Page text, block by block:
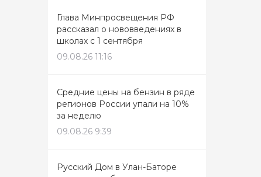
Глава Минпросвещения РФ
рассказал о нововведениях в
школах с 1 сентября
09.08.26 11:16
Средние цены на бензин в ряде
регионов России упали на 10%
за неделю
09.08.26 9:39
Русский Дом в Улан-Баторе